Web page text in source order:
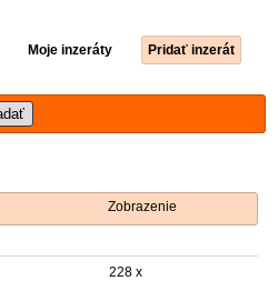
Moje inzeráty Pridať inzerát
Zobrazenie
228 x